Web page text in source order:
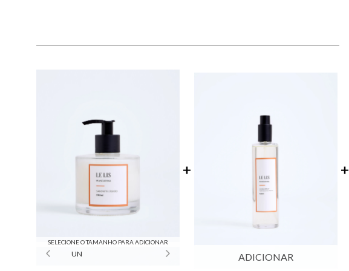
SELECIONE O TAMANHO PARA ADICIONAR
UN ADICIONAR